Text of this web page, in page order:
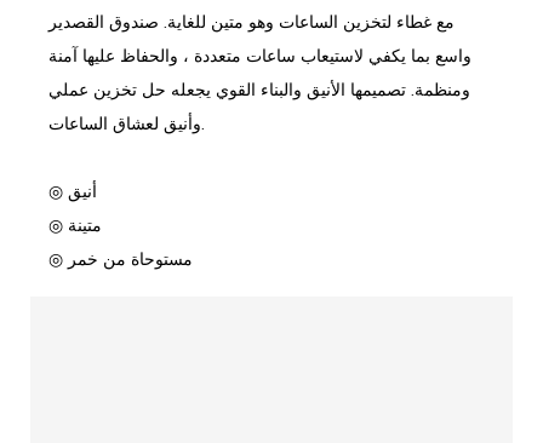
مع غطاء لتخزين الساعات وهو متين للغاية. صندوق القصدير
واسع بما يكفي لاستيعاب ساعات متعددة ، والحفاظ عليها آمنة
ومنظمة. تصميمها الأنيق والبناء القوي يجعله حل تخزين عملي
◎ متينة
◎ مستوحاة من خمر